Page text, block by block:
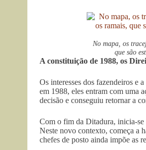
No mapa, os
que são
A constituição de 1988, os
Os interesses dos fazendeiros e
em 1988, eles entram com uma
decisão e conseguiu retornar a
Com o fim da Ditadura, inicia-se
Neste novo contexto, começa a
chefes de posto ainda impõe as